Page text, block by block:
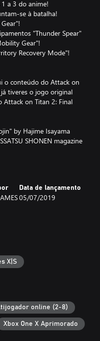
a 3 do anime!
se à batalha!
"Thunder Spear"
Gear"!
Recovery Mode"!
o conteúdo do Attack on
tiveres o jogo original
on Titan 2: Final
by Hajime Isayama
SHONEN magazine
TITAN"Production
Data de lançamento
05/07/2019
X|S
online (2-8)
Xbox One X Aprimorado